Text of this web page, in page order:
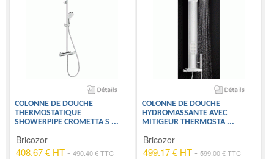
COLONNE DE DOUCHE
THERMOSTATIQUE
SHOWERPIPE CROMETTA S ...
Bricozor
408.67 € HT -490.40 € TTC
COLONNE DE DOUCHE
HYDROMASSANTE AVEC
MITIGEUR THERMOSTA ...
Bricozor
499.17 € HT- 599.00 € TTC